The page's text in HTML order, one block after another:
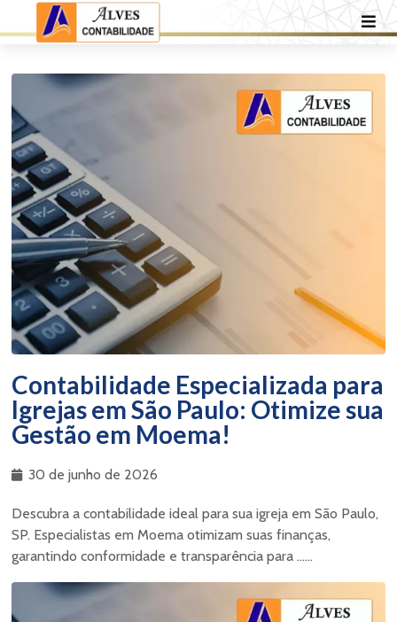
Contabilidade Especializada para
Igrejas em São Paulo: Otimize sua
Gestão em Moema!
30 de junho de 2026
Descubra a contabilidade ideal para sua igreja em São Paulo,
SP. Especialistas em Moema otimizam suas finanças,
garantindo conformidade e transparência para ......